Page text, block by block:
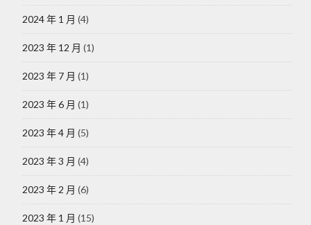
2024 年 1 月 (4)
2023 年 12 月 (1)
2023 年 7 月 (1)
2023 年 6 月 (1)
2023 年 4 月 (5)
2023 年 3 月 (4)
2023 年 2 月 (6)
2023 年 1 月 (15)